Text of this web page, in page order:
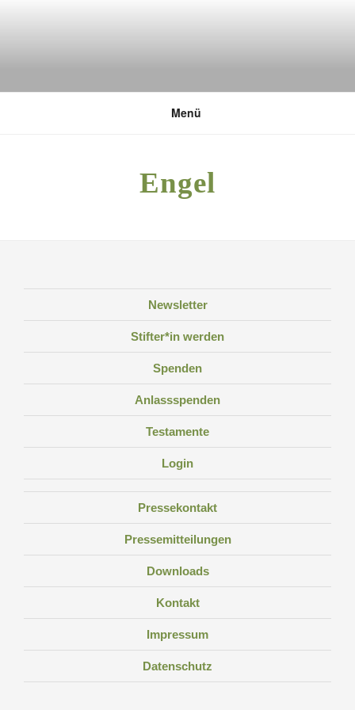
DEUTSCHE UMWELTSTIFTUNG
Menü
Engel
Newsletter
Stifter*in werden
Spenden
Anlassspenden
Testamente
Login
Pressekontakt
Pressemitteilungen
Downloads
Kontakt
Impressum
Datenschutz